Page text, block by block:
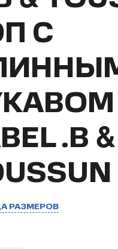
С
.B &
РАЗМЕРОВ